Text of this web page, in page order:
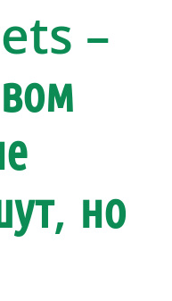
–
но